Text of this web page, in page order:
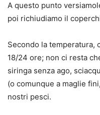
A questo punto
poi richiudiamo il
Secondo la temperatura,
18/24 ore; non ci resta
siringa senza ago,
(o comunque a maglie
nostri pesci.